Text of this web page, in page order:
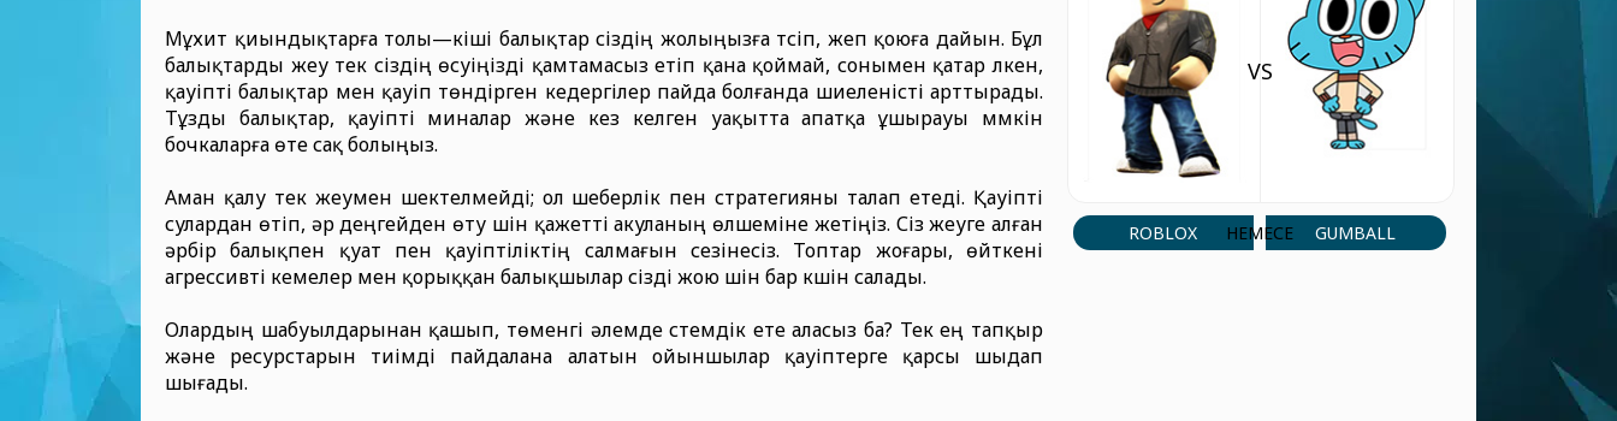
Мұхит қиындықтарға толы—кіші балықтар сіздің жолыңызға түсіп, жеп қоюға дайын. Бұл
балықтарды жеу тек сіздің өсуіңізді қамтамасыз етіп қана қоймай, сонымен қатар үлкен,
қауіпті балықтар мен қауіп төндірген кедергілер пайда болғанда шиеленісті арттырады.
Тұзды балықтар, қауіпті миналар және кез келген уақытта апатқа ұшырауы мүмкін
бочкаларға өте сақ болыңыз.
Аман қалу тек жеумен шектелмейді; ол шеберлік пен стратегияны талап етеді. Қауіпті
сулардан өтіп, әр деңгейден өту үшін қажетті акуланың өлшеміне жетіңіз. Сіз жеуге алған
әрбір балықпен қуат пен қауіптіліктің салмағын сезінесіз. Топтар жоғары, өйткені
агрессивті кемелер мен қорыққан балықшылар сізді жою үшін бар күшін салады.
Олардың шабуылдарынан қашып, төменгі әлемде үстемдік ете аласыз ба? Тек ең тапқыр
және ресурстарын тиімді пайдалана алатын ойыншылар қауіптерге қарсы шыдап
шығады.
ROBLOX
VS
НЕМЕСЕ GUMBALL